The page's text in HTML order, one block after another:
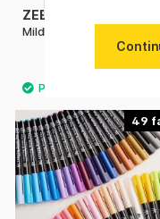
ZEBRA
Mildliner Penselpen
49